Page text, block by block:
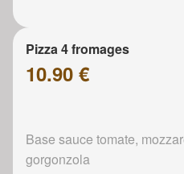
Pizza 4 fromages
10.90 €
Base sauce tomate,
gorgonzola